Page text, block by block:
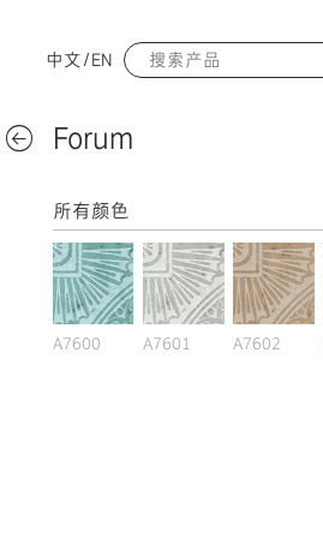
中文/EN
Forum
所有颜色
A7600 A7601 A7602